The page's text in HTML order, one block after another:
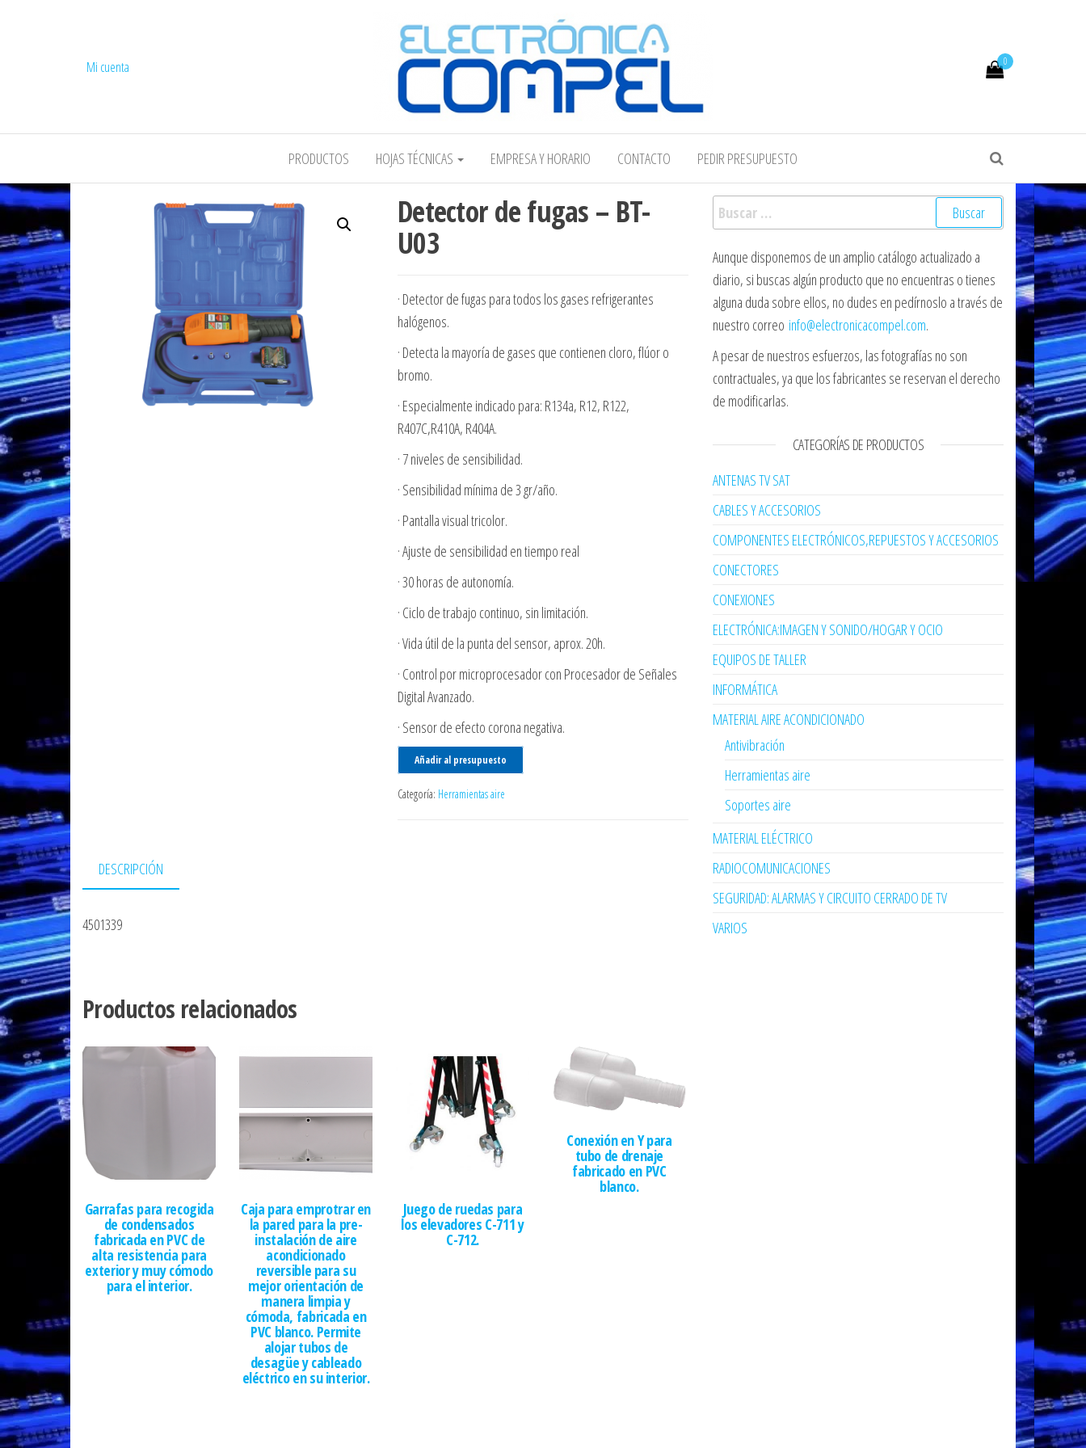
COMPEL Electrónica COMPEL
0
Mi cuenta
PRODUCTOS HOJAS TÉCNICAS EMPRESA Y HORARIO CONTACTO PEDIR PRESUPUESTO
Detector de fugas – BT-
U03
· Detector de fugas para todos los gases refrigerantes
halógenos.
· Detecta la mayoría de gases que contienen cloro, flúor o
bromo.
· Especialmente indicado para: R134a, R12, R122,
R407C,R410A, R404A.
· 7 niveles de sensibilidad.
· Sensibilidad mínima de 3 gr/año.
· Pantalla visual tricolor.
· Ajuste de sensibilidad en tiempo real
· 30 horas de autonomía.
· Ciclo de trabajo continuo, sin limitación.
· Vida útil de la punta del sensor, aprox. 20h.
· Control por microprocesador con Procesador de Señales
Digital Avanzado.
· Sensor de efecto corona negativa.
Añadir al presupuesto
Categoría: Herramientas aire
DESCRIPCIÓN
4501339
Productos relacionados
Garrafas para recogida
de condensados
fabricada en PVC de
alta resistencia para
exterior y muy cómodo
para el interior.
Caja para emprotrar en
la pared para la pre-
instalación de aire
acondicionado
reversible para su
mejor orientación de
manera limpia y
cómoda, fabricada en
PVC blanco. Permite
alojar tubos de
desagüe y cableado
eléctrico en su interior.
Juego de ruedas para
los elevadores C-711 y
C-712.
Conexión en Y para
tubo de drenaje
fabricado en PVC
blanco.
Buscar:
Aunque disponemos de un amplio catálogo actualizado a
diario, si buscas algún producto que no encuentras o tienes
alguna duda sobre ellos, no dudes en pedírnoslo a través de
nuestro correo info@electronicacompel.com.
A pesar de nuestros esfuerzos, las fotografías no son
contractuales, ya que los fabricantes se reservan el derecho
de modificarlas.
CATEGORÍAS DE PRODUCTOS
ANTENAS TV SAT
CABLES Y ACCESORIOS
COMPONENTES ELECTRÓNICOS,REPUESTOS Y ACCESORIOS
CONECTORES
CONEXIONES
ELECTRÓNICA:IMAGEN Y SONIDO/HOGAR Y OCIO
EQUIPOS DE TALLER
INFORMÁTICA
MATERIAL AIRE ACONDICIONADO
Antivibración
Herramientas aire
Soportes aire
MATERIAL ELÉCTRICO
RADIOCOMUNICACIONES
SEGURIDAD: ALARMAS Y CIRCUITO CERRADO DE TV
VARIOS